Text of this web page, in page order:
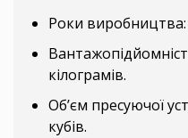
Роки
кілограмів.
Об’єм пресуючої
кубів.